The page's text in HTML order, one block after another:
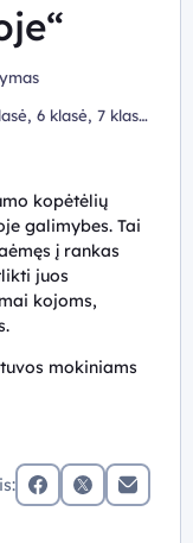
6 klasė, 7 klasė,
kopėtėlių
galimybes. Tai
į rankas
juos
kojoms,
mokiniams
facebookx (twitter)